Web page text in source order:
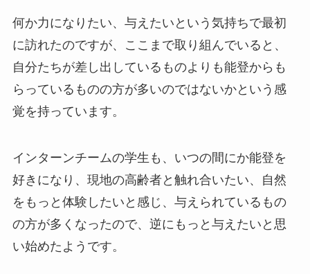
何か力になりたい、与えたいという気持ちで最初
に訪れたのですが、ここまで取り組んでいると、
自分たちが差し出しているものよりも能登からも
らっているものの方が多いのではないかという感
覚を持っています。
インターンチームの学生も、いつの間にか能登を
好きになり、現地の高齢者と触れ合いたい、自然
をもっと体験したいと感じ、与えられているもの
の方が多くなったので、逆にもっと与えたいと思
い始めたようです。